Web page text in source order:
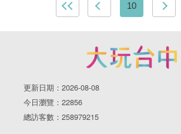
10
更新日期：2026-08-08
今日瀏覽：22856
總訪客數：258979215